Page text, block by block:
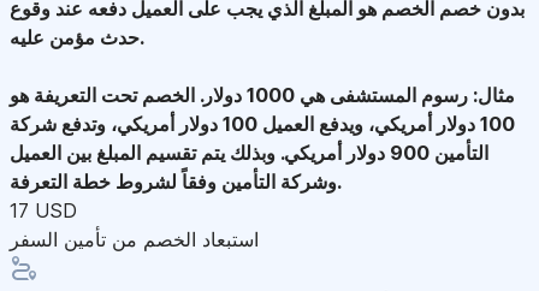
بدون خصم الخصم هو المبلغ الذي يجب على العميل دفعه عند وقوع
حدث مؤمن عليه.
مثال: رسوم المستشفى هي 1000 دولار. الخصم تحت التعريفة هو
100 دولار أمريكي، ويدفع العميل 100 دولار أمريكي، وتدفع شركة
التأمين 900 دولار أمريكي. وبذلك يتم تقسيم المبلغ بين العميل
وشركة التأمين وفقاً لشروط خطة التعرفة.
17 USD
استبعاد الخصم من تأمين السفر